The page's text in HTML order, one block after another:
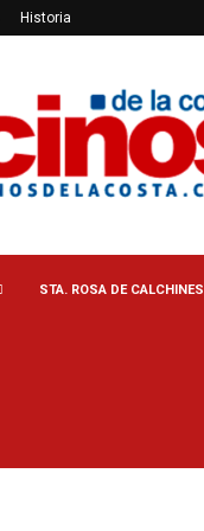
Historia
STA. ROSA DE CALCHINES